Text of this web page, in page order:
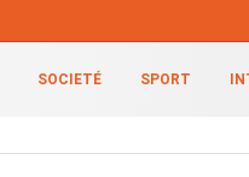
SOCIETÉ SPORT